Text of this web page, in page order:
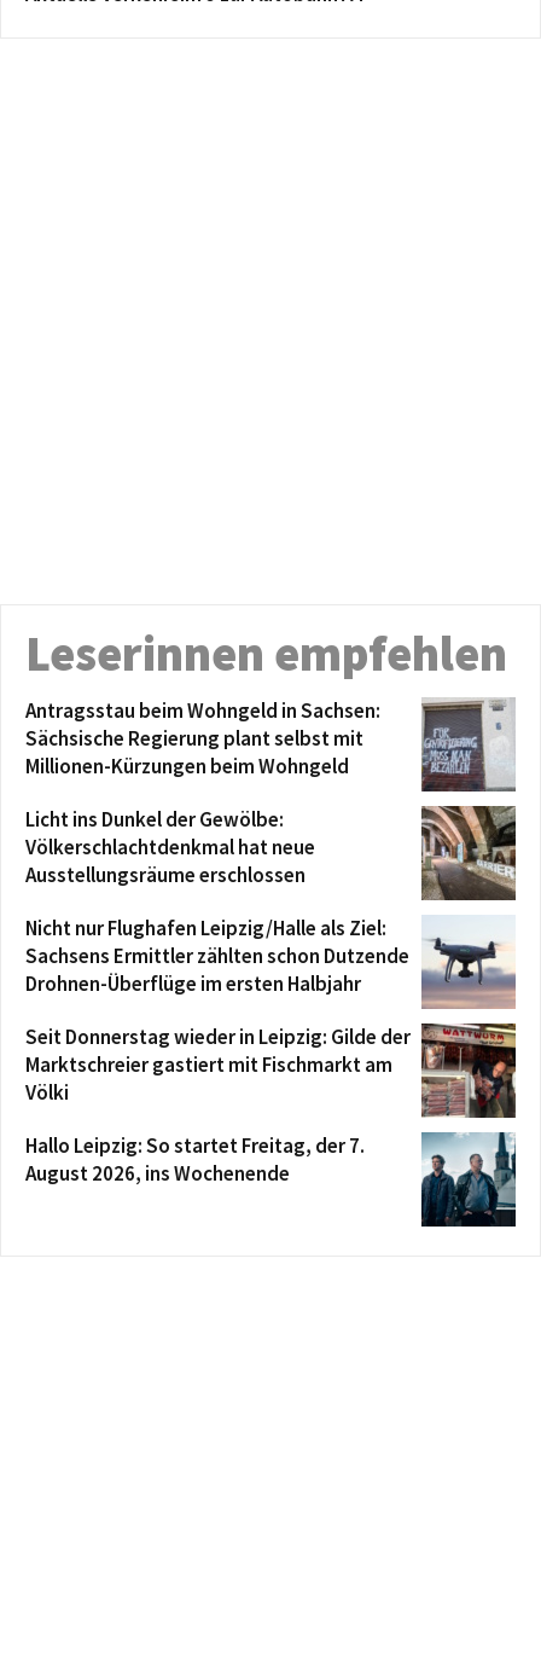
Leserinnen empfehlen
Antragsstau beim Wohngeld in Sachsen:
Sächsische Regierung plant selbst mit
Millionen-Kürzungen beim Wohngeld
Licht ins Dunkel der Gewölbe:
Völkerschlachtdenkmal hat neue
Ausstellungsräume erschlossen
Nicht nur Flughafen Leipzig/Halle als Ziel:
Sachsens Ermittler zählten schon Dutzende
Drohnen-Überflüge im ersten Halbjahr
Seit Donnerstag wieder in Leipzig: Gilde der
Marktschreier gastiert mit Fischmarkt am
Völki
Hallo Leipzig: So startet Freitag, der 7.
August 2026, ins Wochenende